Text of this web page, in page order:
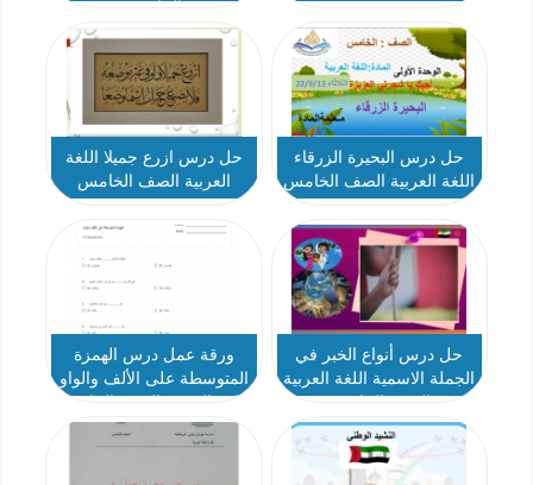
حل درس البحيرة الزرقاء
اللغة العربية الصف الخامس
حل درس ازرع جميلا اللغة
العربية الصف الخامس
حل درس أنواع الخبر في
الجملة الاسمية اللغة العربية
ورقة عمل درس الهمزة
المتوسطة على الألف والواو